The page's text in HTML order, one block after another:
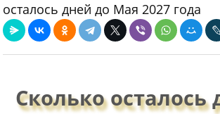
осталось дней до Мая 2027 года
Сколько осталось